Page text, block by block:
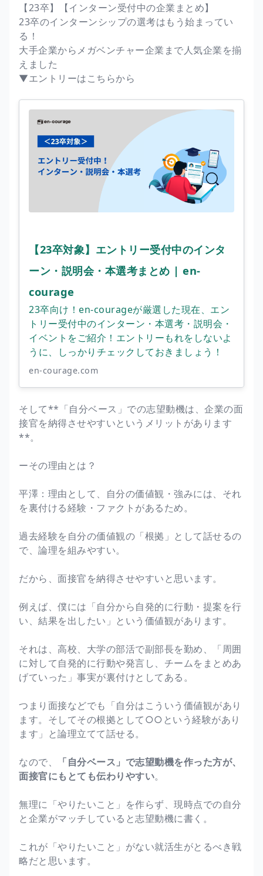
【23卒】【インターン受付中の企業まとめ】
23卒のインターンシップの選考はもう始まってい
る！
大手企業からメガベンチャー企業まで人気企業を揃
えました
▼エントリーはこちらから
【23卒対象】エントリー受付中のインタ
ーン・説明会・本選考まとめ | en-
courage
23卒向け！en-courageが厳選した現在、エン
トリー受付中のインターン・本選考・説明会・
イベントをご紹介！エントリーもれをしないよ
うに、しっかりチェックしておきましょう！
en-courage.com
そして**「自分ベース」での志望動機は、企業の面
接官を納得させやすいというメリットがあります
**。
ーその理由とは？
平澤：理由として、自分の価値観・強みには、それ
を裏付ける経験・ファクトがあるため。
過去経験を自分の価値観の「根拠」として話せるの
で、論理を組みやすい。
だから、面接官を納得させやすいと思います。
例えば、僕には「自分から自発的に行動・提案を行
い、結果を出したい」という価値観があります。
それは、高校、大学の部活で副部長を勤め、「周囲
に対して自発的に行動や発言し、チームをまとめあ
げていった」事実が裏付けとしてある。
つまり面接などでも「自分はこういう価値観があり
ます。そしてその根拠として○○という経験があり
ます」と論理立てて話せる。
なので、
「自分ベース」で志望動機を作った方が、
面接官にもとても伝わりやすい。
無理に「やりたいこと」を作らず、現時点での自分
と企業がマッチしていると志望動機に書く。
これが「やりたいこと」がない就活生がとるべき戦
略だと思います。